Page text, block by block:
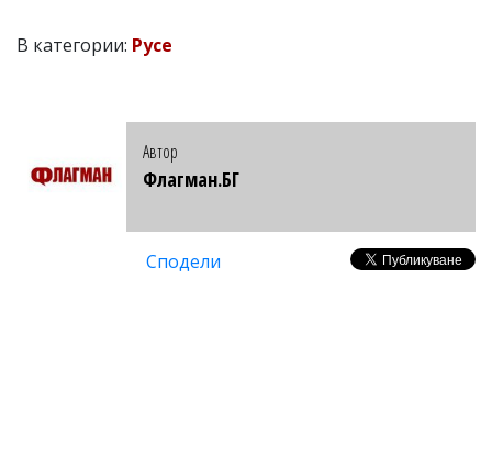
В категории: Русе
Автор
Флагман.БГ
Сподели